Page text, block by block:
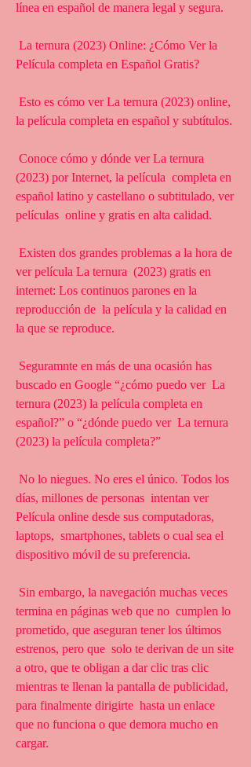
línea en español de manera legal y segura.
Película completa en Español Gratis?
la película completa en español y subtítulos.
(2023) por Internet, la película  completa en
español latino y castellano o subtitulado, ver
películas  online y gratis en alta calidad.
ver película La ternura  (2023) gratis en
internet: Los continuos parones en la
reproducción de  la película y la calidad en
la que se reproduce.
buscado en Google “¿cómo puedo ver  La
ternura (2023) la película completa en
español?” o “¿dónde puedo ver  La ternura
(2023) la película completa?”
días, millones de personas  intentan ver
Película online desde sus computadoras,
laptops,  smartphones, tablets o cual sea el
dispositivo móvil de su preferencia.
termina en páginas web que no  cumplen lo
prometido, que aseguran tener los últimos
estrenos, pero que  solo te derivan de un site
a otro, que te obligan a dar clic tras clic
mientras te llenan la pantalla de publicidad,
para finalmente dirigirte  hasta un enlace
que no funciona o que demora mucho en
cargar.